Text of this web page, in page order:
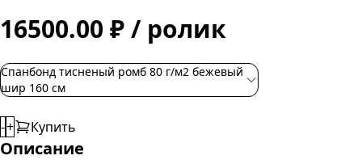
16500.00 ₽ / ролик
Спанбонд тисненый ромб 80 г/м2 бежевый
шир 160 см
-+ Купить
Описание